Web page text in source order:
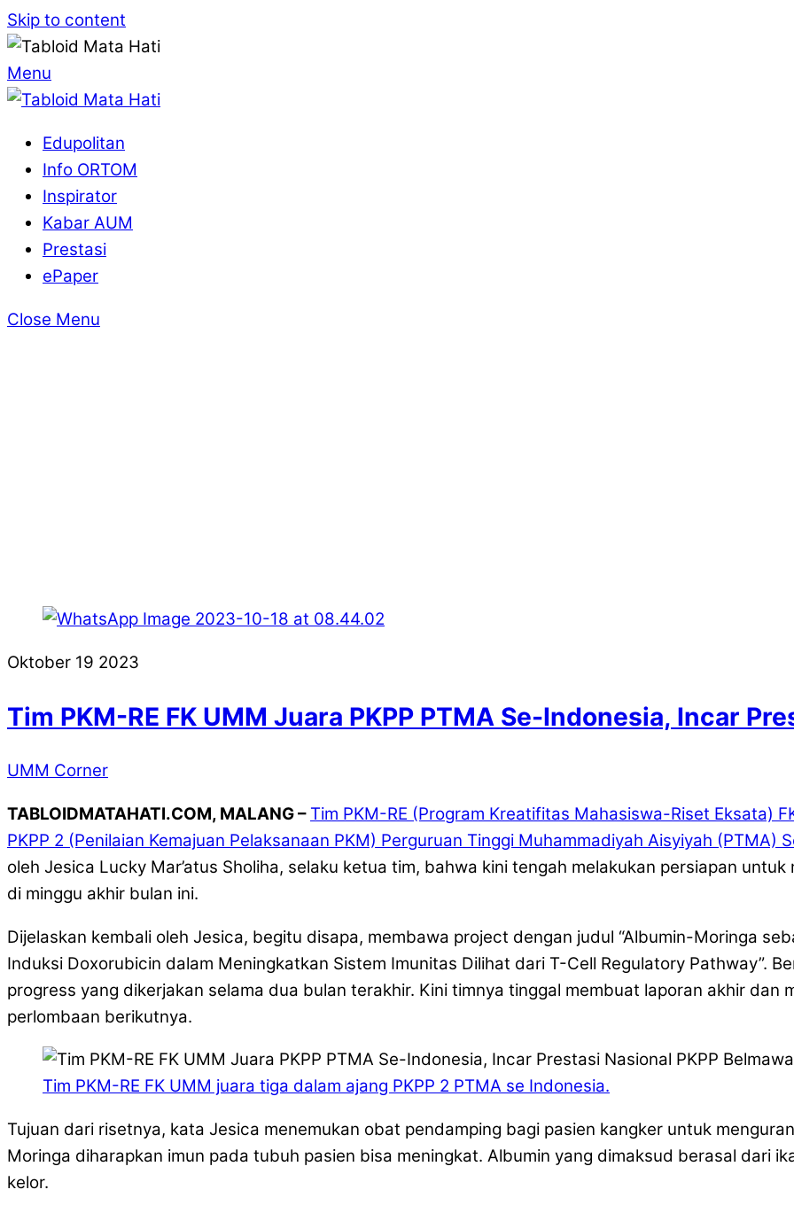
Skip to content
Menu
Edupolitan
Info ORTOM
Inspirator
Kabar AUM
Prestasi
ePaper
Close Menu
Oktober 19 2023
Tim PKM-RE FK UMM Juara PKPP PTMA Se-Indonesia, Incar
UMM Corner
TABLOIDMATAHATI.COM, MALANG – Tim PKM-RE (Program Kreatifitas Mahasiswa-Riset Eksata)
PKPP 2 (Penilaian Kemajuan Pelaksanaan PKM) Perguruan Tinggi Muhammadiyah Aisyiyah (PTMA)
oleh Jesica Lucky Mar’atus Sholiha, selaku ketua tim, bahwa kini tengah melakukan persiapan
di minggu akhir bulan ini.
Dijelaskan kembali oleh Jesica, begitu disapa, membawa project dengan judul “Albumin-Moringa
Induksi Doxorubicin dalam Meningkatkan Sistem Imunitas Dilihat dari T-Cell Regulatory Pathway”.
progress yang dikerjakan selama dua bulan terakhir. Kini timnya tinggal membuat laporan akhir dan
perlombaan berikutnya.
Tim PKM-RE FK UMM juara tiga dalam ajang PKPP 2 PTMA se Indonesia.
Tujuan dari risetnya, kata Jesica menemukan obat pendamping bagi pasien kangker untuk
Moringa diharapkan imun pada tubuh pasien bisa meningkat. Albumin yang dimaksud berasal dari
kelor.